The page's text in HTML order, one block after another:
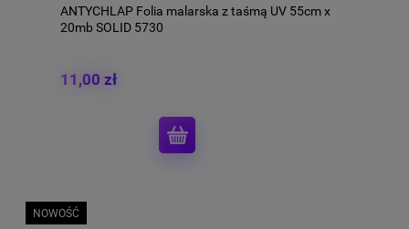
ANTYCHLAP Folia malarska z taśmą UV 55cm x
20mb SOLID 5730
11,00 zł
NOWOŚĆ